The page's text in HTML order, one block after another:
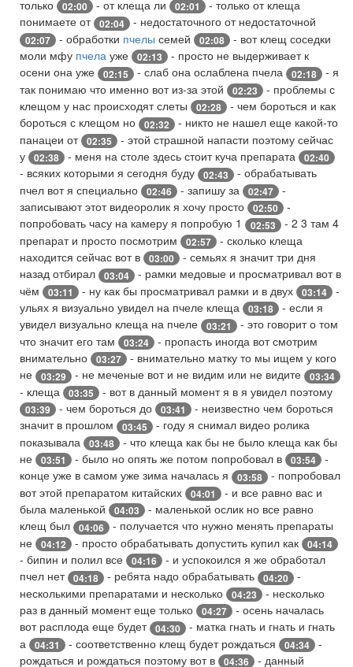
только
02:00 - от клеща ли 02:01
- только от клеща
понимаете от 02:04 - недостаточного от недостаточной
02:07 - обработки пчелы семей 02:08
- вот клещ соседки
моли мфу пчела уже 02:13
- просто не выдерживает к
осени она уже
02:15 - слаб она ослаблена пчела 02:18
- я
так понимаю что именно вот из-за этой
02:23
- проблемы с
клещом у нас происходят слеты
02:28
- чем бороться и как
бороться с клещом но
02:32
- никто не нашел еще какой-то
панацеи от 02:35
- этой страшной напасти поэтому сейчас
у
02:38 - меня на столе здесь стоит куча препарата 02:40
- всяких которыми я сегодня буду 02:43
- обрабатывать
пчел вот я специально
02:46 - запишу за 02:47
-
записывают этот видеоролик я хочу просто
02:50
-
попробовать часу на камеру я попробую 1
02:53
- 2 3 там 4
препарат и просто посмотрим
02:57
- сколько клеща
находится сейчас вот в
03:00
- семьях я значит три дня
назад отбирал
03:04
- рамки медовые и просматривал вот в
чём
03:11 - ну как бы просматривал рамки и в двух 03:14
-
ульях я визуально увидел на пчеле клеща
03:18
- если я
увидел визуально клеща на пчеле
03:21
- это говорит о том
что значит его там
03:24
- пропасть иногда вот смотрим
внимательно
03:27
- внимательно матку то мы ищем у кого
не
03:29 - не меченые вот и не видим или не видите 03:34
- клеща 03:35 - вот в данный момент я в я увидел поэтому
03:39 - чем бороться до 03:41
- неизвестно чем бороться
значит в прошлом
03:45
- году я снимал видео ролика
показывала
03:48
- что клеща как бы не было клеща как бы
не
03:51 - было но опять же потом попробовал в 03:54
-
конце уже в самом уже зима началась я
03:58
- попробовал
вот этой препаратом китайских
04:01
- и все равно вас и
была маленькой
04:03
- маленькой ослик но все равно
клещ был
04:06
- получается что нужно менять препараты
не
04:12 - просто обрабатывать допустить купил как 04:14
- бипин и полил все 04:16
- и успокоился я же обработал
пчел нет 04:18 - ребята надо обрабатывать 04:20
-
несколькими препаратами и несколько
04:23
- несколько
раз в данный момент еще только
04:27
- осень началась
вот расплода еще будет 04:30
- матка гнать и гнать и гнать
а
04:31 - соответственно клещ будет рождаться 04:34
-
рождаться и рождаться поэтому вот в
04:36
- данный